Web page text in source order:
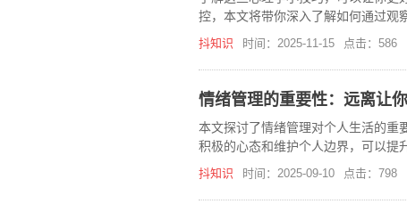
控，本文将带你深入了解如何通过观
抖知识 时间：2025-11-15 点击：586
情绪管理的重要性：远离让
本文探讨了情绪管理对个人生活的重
积极的心态和维护个人边界，可以提
抖知识 时间：2025-09-10 点击：798